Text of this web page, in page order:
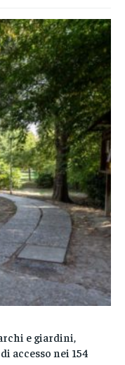
e giardini,
accesso nei 154